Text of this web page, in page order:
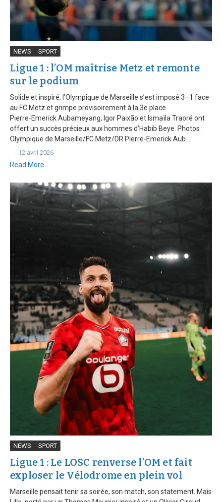
NEWS SPORT
Ligue 1 : l’OM maîtrise Metz et remonte
sur le podium
Solide et inspiré, l’Olympique de Marseille s’est imposé 3–1 face
au FC Metz et grimpe provisoirement à la 3e place.
Pierre‑Emerick Aubameyang, Igor Paixão et Ismaïla Traoré ont
offert un succès précieux aux hommes d’Habib Beye. Photos :
Olympique de Marseille/FC Metz/DR Pierre-Emerick Aub...
12 avril 2026
Read More
NEWS SPORT
Ligue 1 : Le LOSC renverse l’OM et fait
exploser le Vélodrome en plein vol
Marseille pensait tenir sa soirée, son match, son statement. Mais